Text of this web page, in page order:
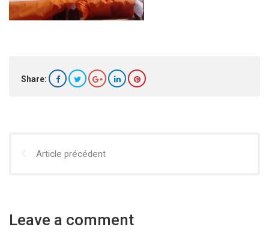
Share:
Article précédent
Leave a comment